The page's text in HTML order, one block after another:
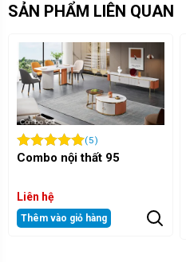
SẢN PHẨM LIÊN QUAN
-19%
(5)
Combo nội thất 1385
36,650,000
Thêm vào giỏ hàng